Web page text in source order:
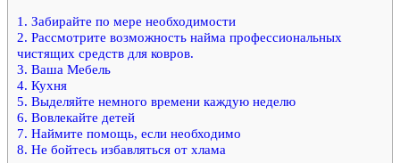
1. Забирайте по мере необходимости
2. Рассмотрите возможность найма профессиональных
чистящих средств для ковров.
3. Ваша Мебель
4. Кухня
5. Выделяйте немного времени каждую неделю
6. Вовлекайте детей
7. Наймите помощь, если необходимо
8. Не бойтесь избавляться от хлама